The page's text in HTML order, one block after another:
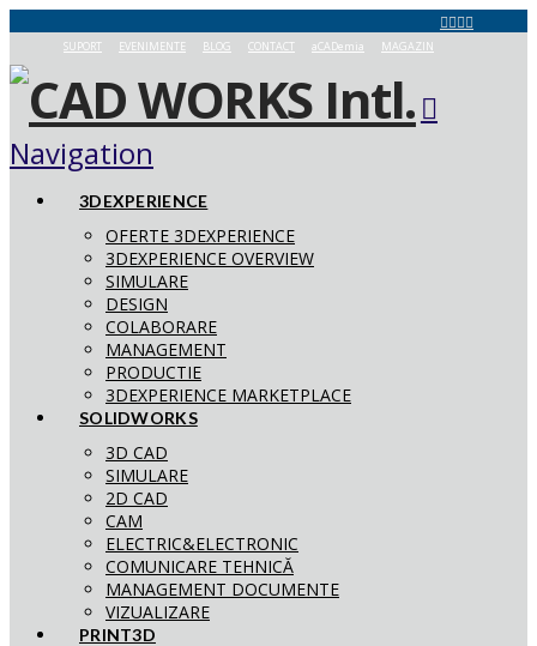
SUPORT EVENIMENTE BLOG CONTACT aCADemia MAGAZIN
Navigation
3DEXPERIENCE
OFERTE 3DEXPERIENCE
3DEXPERIENCE OVERVIEW
SIMULARE
DESIGN
COLABORARE
MANAGEMENT
PRODUCTIE
3DEXPERIENCE MARKETPLACE
SOLIDWORKS
3D CAD
SIMULARE
2D CAD
CAM
ELECTRIC&ELECTRONIC
COMUNICARE TEHNICĂ
MANAGEMENT DOCUMENTE
VIZUALIZARE
PRINT3D